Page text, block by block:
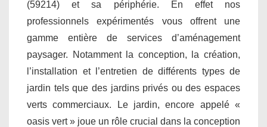
(59214) et sa périphérie. En effet nos
professionnels expérimentés vous offrent une
gamme entière de services d’aménagement
paysager. Notamment la conception, la création,
l’installation et l’entretien de différents types de
jardin tels que des jardins privés ou des espaces
verts commerciaux. Le jardin, encore appelé «
oasis vert » joue un rôle crucial dans la conception